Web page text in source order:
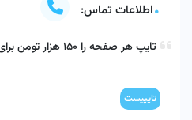
اطلاعات تماس:
تایپیست
تایپ هر صفحه را 150 هزار تومن برای شما انجام می دهم